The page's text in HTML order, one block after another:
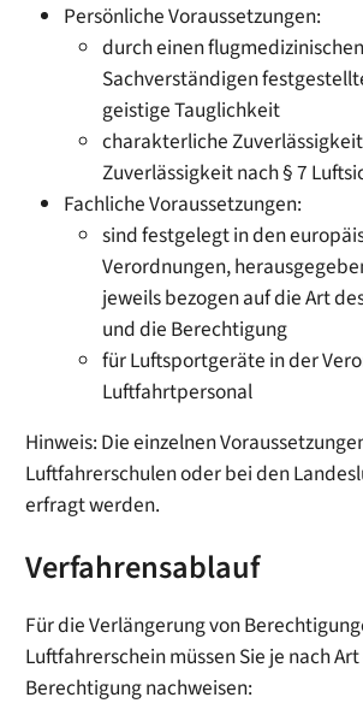
Persönliche Voraussetzungen:
durch einen flugmedizinischen
Sachverständigen
geistige Tauglichkeit
charakterliche
Zuverlässigkeit nach § 7
Fachliche Voraussetzungen:
sind festgelegt in den
Verordnungen,
jeweils bezogen auf die Art
und die Berechtigung
für Luftsportgeräte in der
Luftfahrtpersonal
Hinweis: Die einzelnen
Luftfahrerschulen oder bei den
erfragt werden.
Verfahrensablauf
Für die Verlängerung von
Luftfahrerschein müssen Sie je nach
Berechtigung nachweisen: